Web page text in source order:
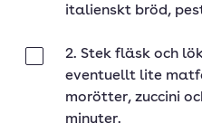
italienskt bröd,
2. Stek fläsk och
eventuellt lite
morötter, zuccini
minuter.